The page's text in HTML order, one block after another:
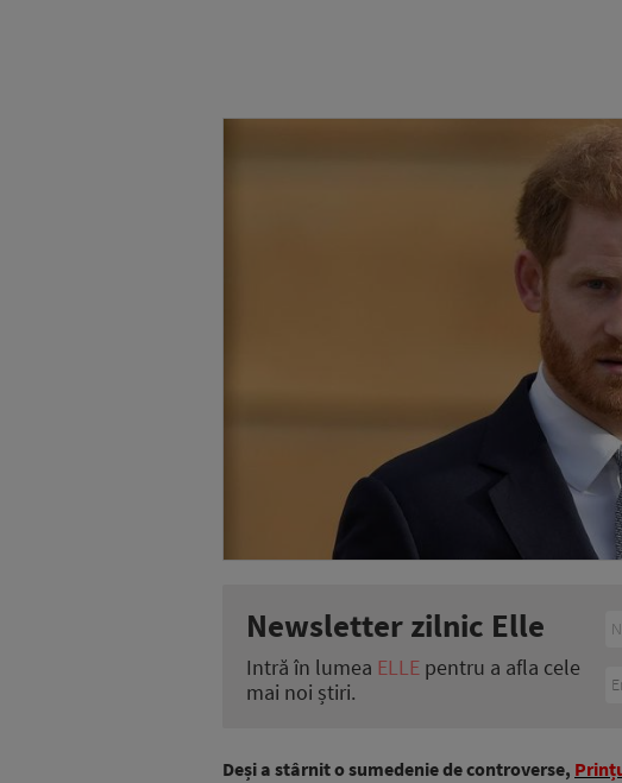
Newsletter zilnic Elle
Intră în lumea ELLE pentru a afla cele
mai noi știri.
Deși a stârnit o sumedenie de controverse,